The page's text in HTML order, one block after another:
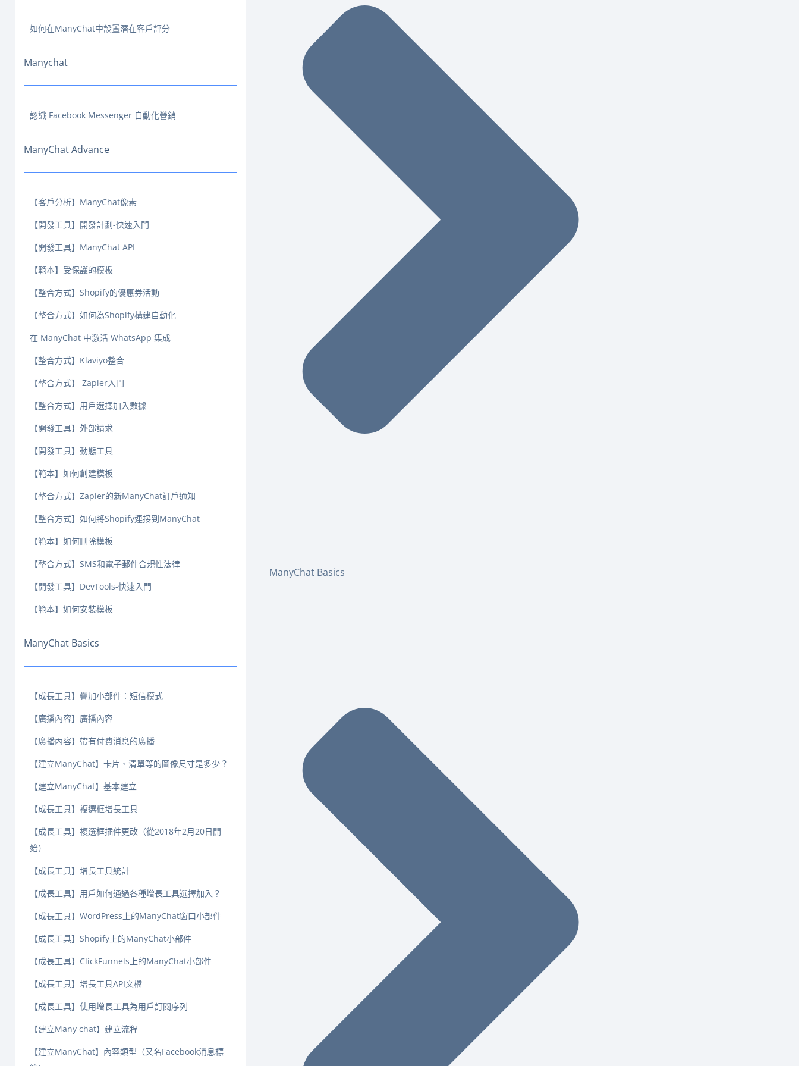
如何在ManyChat中設置潛在客戶評分
Manychat
認識 Facebook Messenger 自動化營銷
ManyChat Advance
【客戶分析】ManyChat像素
【開發工具】開發計劃-快速入門
【開發工具】ManyChat API
【範本】受保護的模板
【整合方式】Shopify的優惠券活動
【整合方式】如何為Shopify構建自動化
在 ManyChat 中激活 WhatsApp 集成
【整合方式】Klaviyo整合
【整合方式】 Zapier入門
【整合方式】用戶選擇加入數據
【開發工具】外部請求
【開發工具】動態工具
【範本】如何創建模板
【整合方式】Zapier的新ManyChat訂戶通知
【整合方式】如何將Shopify連接到ManyChat
【範本】如何刪除模板
【整合方式】SMS和電子郵件合規性法律
【開發工具】DevTools-快速入門
【範本】如何安裝模板
ManyChat Basics
【成長工具】疊加小部件：短信模式
【廣播內容】廣播內容
【廣播內容】帶有付費消息的廣播
【建立ManyChat】卡片、清單等的圖像尺寸是多少？
【建立ManyChat】基本建立
【成長工具】複選框增長工具
【成長工具】複選框插件更改（從2018年2月20日開
始）
【成長工具】增長工具統計
【成長工具】用戶如何通過各種增長工具選擇加入？
【成長工具】WordPress上的ManyChat窗口小部件
【成長工具】Shopify上的ManyChat小部件
【成長工具】ClickFunnels上的ManyChat小部件
【成長工具】增長工具API文檔
【成長工具】使用增長工具為用戶訂閱序列
【建立Many chat】建立流程
【建立ManyChat】內容類型（又名Facebook消息標
ManyChat Basics